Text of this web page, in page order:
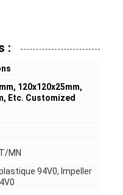
:
120x120x25mm,
Etc. Customized
MN
94V0, lmpeller